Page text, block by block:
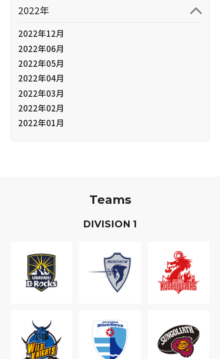
2022年
2022年12月
2022年06月
2022年05月
2022年04月
2022年03月
2022年02月
2022年01月
Teams
DIVISION 1